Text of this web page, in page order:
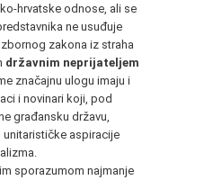
hrvatske odnose, ali se
ne usuđuje
zakona iz straha
državnim neprijateljem
značajnu ulogu imaju i
i novinari koji, pod
građansku državu,
aspiracije
sporazumom najmanje